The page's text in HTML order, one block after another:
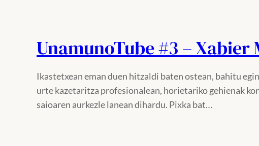
UnamunoTube #3 – Xabier
Ikastetxean eman duen hitzaldi baten ostean, bahitu
urte kazetaritza profesionalean, horietariko gehienak
saioaren aurkezle lanean dihardu. Pixka bat…